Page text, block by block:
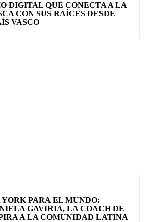
DIGITAL QUE CONECTA A LA
CON SUS RAÍCES DESDE
VASCO
YORK PARA EL MUNDO:
GAVIRIA, LA COACH DE
A LA COMUNIDAD LATINA